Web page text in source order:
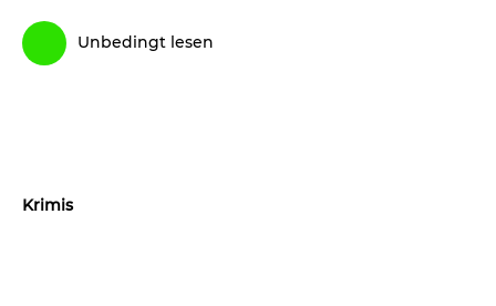
Unbedingt lesen
Krimis